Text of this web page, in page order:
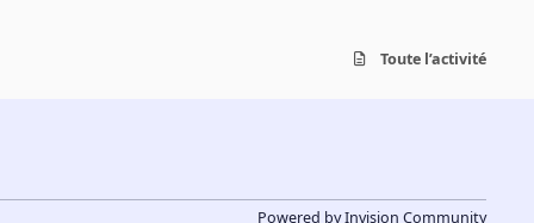
Toute l’activité
Powered byInvision Community